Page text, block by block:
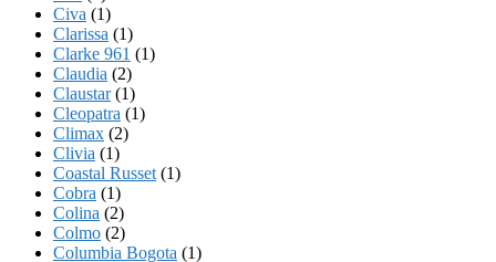
Civa (1)
Clarissa (1)
Clarke 961 (1)
Claudia (2)
Claustar(1)
Cleopatra (1)
Climax (2)
Clivia (1)
Coastal Russet (1)
Cobra (1)
Colina (2)
Colmo (2)
Columbia Bogota (1)